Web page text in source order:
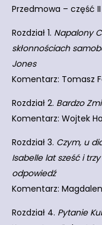
Przedmowa – część II
Rozdział 1. Napalony
skłonnościach
Jones
Komentarz: Tomasz
Rozdział 2. Bardzo
Komentarz: Wojtek
Rozdział 3. Czym, u
Isabelle lat sześć i
odpowiedź
Komentarz:
Rozdział 4. Pytanie